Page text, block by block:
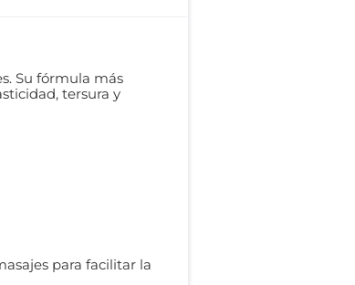
Su fórmula más
tersura y
para facilitar la